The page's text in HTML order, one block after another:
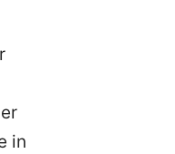
in